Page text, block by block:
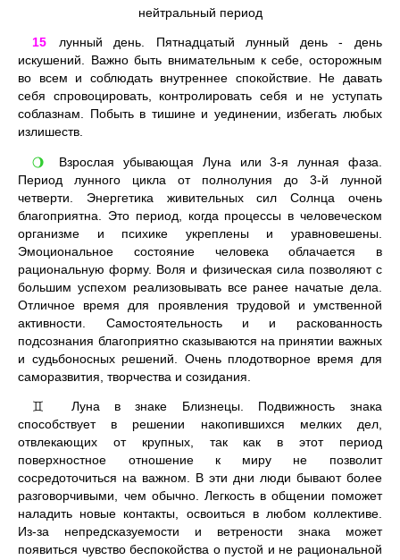
нейтральный период
15
лунный день. Пятнадцатый лунный день - день
искушений. Важно быть внимательным к себе, осторожным
во всем и соблюдать внутреннее спокойствие. Не давать
себя спровоцировать, контролировать себя и не уступать
соблазнам. Побыть в тишине и уединении, избегать любых
излишеств.
🌖
Взрослая убывающая Луна или 3-я лунная фаза.
Период лунного цикла от полнолуния до 3-й лунной
четверти. Энергетика живительных сил Солнца очень
благоприятна. Это период, когда процессы в человеческом
организме и психике укреплены и уравновешены.
Эмоциональное состояние человека облачается в
рациональную форму. Воля и физическая сила позволяют с
большим успехом реализовывать все ранее начатые дела.
Отличное время для проявления трудовой и умственной
активности. Самостоятельность и и раскованность
подсознания благоприятно сказываются на принятии важных
и судьбоносных решений. Очень плодотворное время для
саморазвития, творчества и созидания.
♊
Луна в знаке Близнецы. Подвижность знака
способствует в решении накопившихся мелких дел,
отвлекающих от крупных, так как в этот период
поверхностное отношение к миру не позволит
сосредоточиться на важном. В эти дни люди бывают более
разговорчивыми, чем обычно. Легкость в общении поможет
наладить новые контакты, освоиться в любом коллективе.
Из-за непредсказуемости и ветрености знака может
появиться чувство беспокойства о пустой и не рациональной